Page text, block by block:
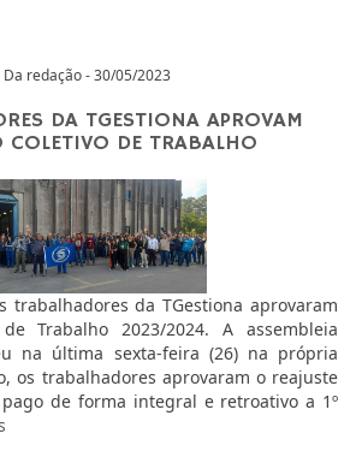
Da redação - 30/05/2023
DA TGESTIONA APROVAM
COLETIVO DE TRABALHO
trabalhadores da TGestiona aprovaram
Trabalho 2023/2024. A assembleia
na última sexta-feira (26) na própria
os trabalhadores aprovaram o reajuste
de forma integral e retroativo a 1º